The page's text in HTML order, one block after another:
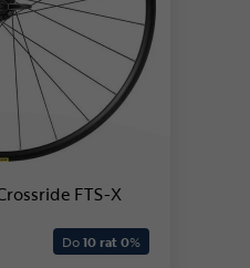
FTS-X
Do10 rat 0%